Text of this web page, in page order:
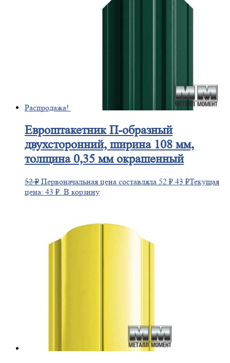
Распродажа!
ЕвроштакетникП-образный
двухсторонний, ширина 108 мм,
толщина 0,35 мм окрашенный
52₽ Первоначальная цена составляла 52 ₽. 43 ₽Текущая
цена: 43 ₽. В корзину